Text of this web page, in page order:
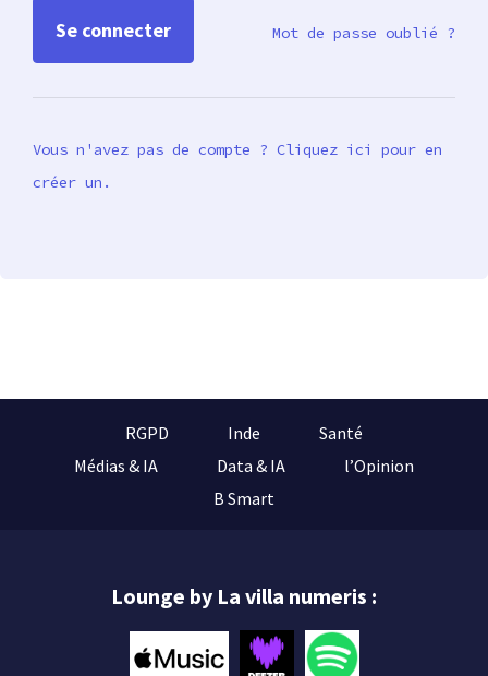
Mot de passe oublié ?
Vous n'avez pas de compte ? Cliquez ici pour en
créer un.
RGPD Inde
Santé
Médias & IA
Data & IA
l’Opinion
B Smart
Lounge by La villa numeris :